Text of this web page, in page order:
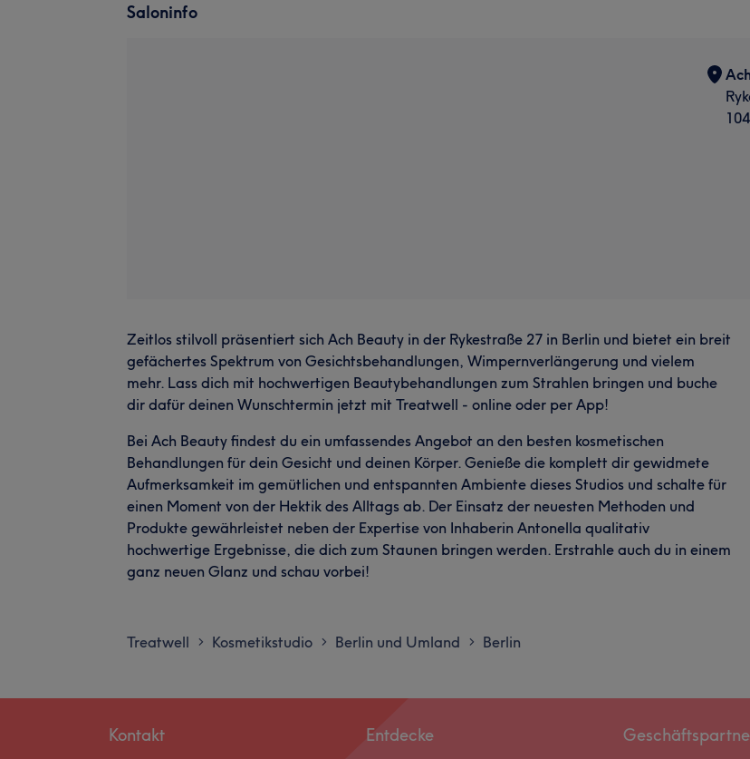
Saloninfo
Zeitlos stilvoll präsentiert sich Ach Beauty in der Rykestraße 27 in Berlin und bietet ein breit
gefächertes Spektrum von Gesichtsbehandlungen, Wimpernverlängerung und vielem
mehr. Lass dich mit hochwertigen Beautybehandlungen zum Strahlen bringen und buche
dir dafür deinen Wunschtermin jetzt mit Treatwell - online oder per App!
Bei Ach Beauty findest du ein umfassendes Angebot an den besten kosmetischen
Behandlungen für dein Gesicht und deinen Körper. Genieße die komplett dir gewidmete
Aufmerksamkeit im gemütlichen und entspannten Ambiente dieses Studios und schalte für
einen Moment von der Hektik des Alltags ab. Der Einsatz der neuesten Methoden und
Produkte gewährleistet neben der Expertise von Inhaberin Antonella qualitativ
hochwertige Ergebnisse, die dich zum Staunen bringen werden. Erstrahle auch du in einem
ganz neuen Glanz und schau vorbei!
Treatwell > Kosmetikstudio > Berlin und Umland > Berlin
Kontakt Entdecke